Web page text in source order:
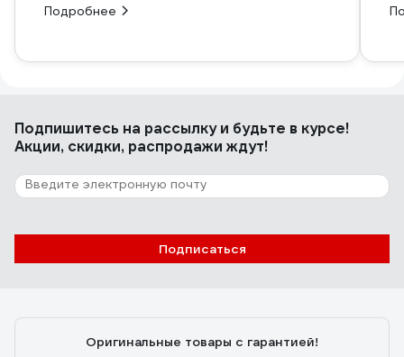
Подробнее
Подпишитесь на рассылкуи будьте в курсе!
Акции, скидки, распродажи ждут!
Подписаться
Оригинальные товары с гарантией!